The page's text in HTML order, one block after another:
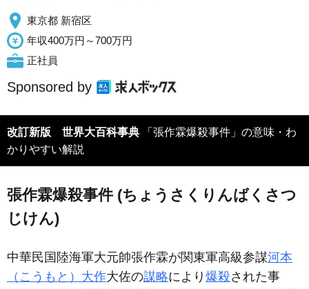
東京都 新宿区
年収400万円～700万円
正社員
Sponsored by
改訂新版 世界大百科事典 「張作霖爆殺事件」の意味・わ
かりやすい解説
張作霖爆殺事件 (ちょうさくりんばくさつ
じけん)
中華民国陸海軍大元帥張作霖が関東軍高級参謀河本
（こうもと）大作大佐の謀略により 爆殺された事